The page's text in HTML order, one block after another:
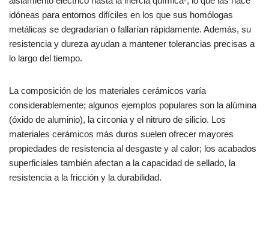
idóneas para entornos difíciles en los que sus homólogas
metálicas se degradarían o fallarían rápidamente. Además, su
resistencia y dureza ayudan a mantener tolerancias precisas a
lo largo del tiempo.
La composición de los materiales cerámicos varía
considerablemente; algunos ejemplos populares son la alúmina
(óxido de aluminio), la circonia y el nitruro de silicio. Los
materiales cerámicos más duros suelen ofrecer mayores
propiedades de resistencia al desgaste y al calor; los acabados
superficiales también afectan a la capacidad de sellado, la
resistencia a la fricción y la durabilidad.